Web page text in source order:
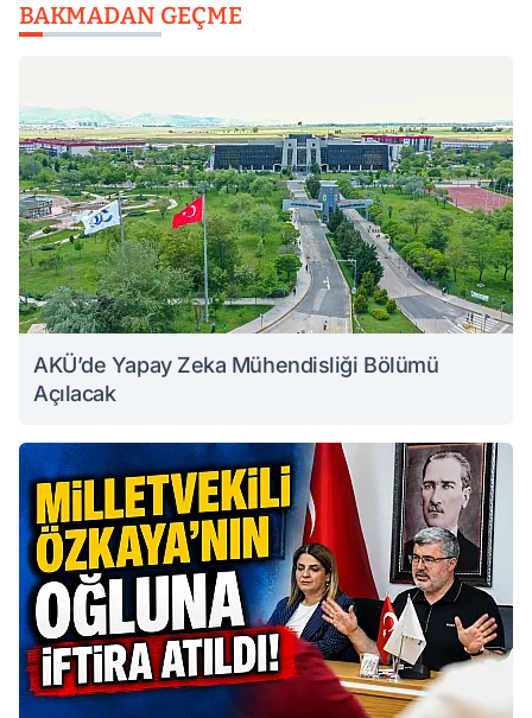
BAKMADAN GEÇME
AKÜ’de Yapay Zeka Mühendisliği Bölümü
Açılacak